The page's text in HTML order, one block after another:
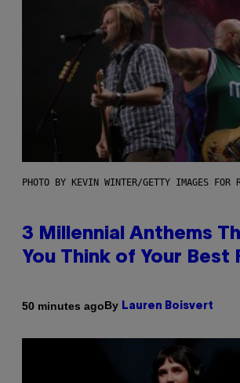
PHOTO BY KEVIN WINTER/GETTY IMAGES FOR
3 Millennial Anthems
You Think of Your Best
50 minutes agoBy Lauren Boisvert